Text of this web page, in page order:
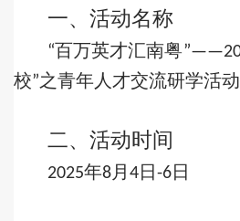
一、活动名称
“百万英才汇南粤
校”之青年人才交流研学活动
二、活动时间
2025年8 月 4 日 -6 日